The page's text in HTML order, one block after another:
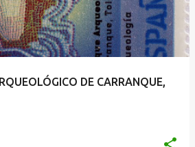
DE CARRANQUE,